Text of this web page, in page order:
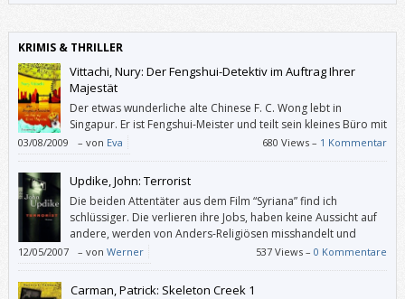
sich so ein Bild ihres Schicksals machen kann.
KRIMIS & THRILLER
Vittachi, Nury: Der Fengshui-Detektiv im Auftrag Ihrer
Majestät
Der etwas wunderliche alte Chinese F. C. Wong lebt in
Singapur. Er ist Fengshui-Meister und teilt sein kleines Büro mit
seiner eigensinnigen jungen Assistentin Joyce und seiner
ausschließlich an Nagelpflege interessierten Sekretärin Winnie, die ihm
beide überaus auf die Nerven gehen. Da sein Fengshui-Können auch die
Reinigung der Atmosphäre nach einem Verbrechen umfasst, passiert es
des Öfteren, dass Wong und Joyce diese Verbrechen auch gleich
aufklären
03/08/2009 – von Eva 680 Views – 1 Kommentar
Updike, John: Terrorist
Die beiden Attentäter aus dem Film “Syriana” find ich
schlüssiger. Die verlieren ihre Jobs, haben keine Aussicht auf
andere, werden von Anders-Religiösen misshandelt und
bekommen dann von radikalen Islamisten Anerkennung und
Heimat serviert – inklusive Lebenssinn (= Sterben für die große Sache).
Das ist zwar plakativ, aber nachvollziehbarer als in Updikes “Terrorist”.
12/05/2007 – von Werner 537 Views –0 Kommentare
Carman, Patrick: Skeleton Creek 1